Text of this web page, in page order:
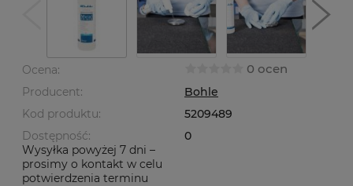
Ocena: 0 ocen
Producent:
Bohle
Kod produktu:
5209489
Dostępność:
0
Wysyłka powyżej 7 dni –
prosimy o kontakt w celu
potwierdzenia terminu